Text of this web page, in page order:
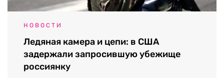
НОВОСТИ
Ледяная камера и цепи: в США
задержали запросившую убежище
россиянку